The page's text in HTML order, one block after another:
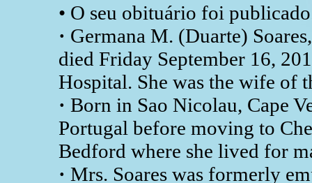
• O seu obituário foi
· Germana M. (Duarte)
died Friday September 16,
Hospital. She was the wife of
· Born in Sao Nicolau, Cape
Portugal before moving to
Bedford where she lived for
· Mrs. Soares was formerly